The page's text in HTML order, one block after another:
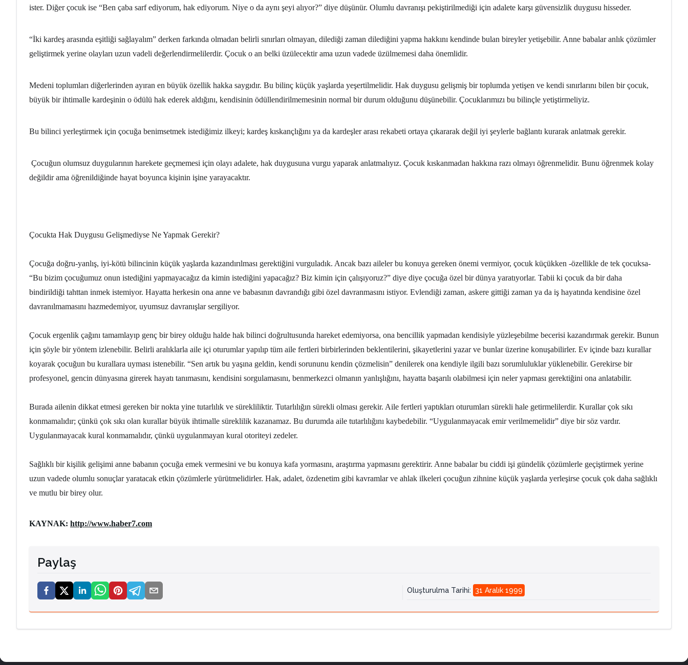
ister. Diğer çocuk ise “Ben çaba sarf ediyorum, hak ediyorum. Niye o da aynı şeyi alıyor?” diye düşünür. Olumlu davranışı pekiştirilmediği için adalete karşı güvensizlik duygusu hisseder.
“İki kardeş arasında eşitliği sağlayalım” derken farkında olmadan belirli sınırları olmayan, dilediği zaman dilediğini yapma hakkını kendinde bulan bireyler yetişebilir. Anne babalar anlık çözümler
geliştirmek yerine olayları uzun vadeli değerlendirmelilerdir. Çocuk o an belki üzülecektir ama uzun vadede üzülmemesi daha önemlidir.
Medeni toplumları diğerlerinden ayıran en büyük özellik hakka saygıdır. Bu bilinç küçük yaşlarda yeşertilmelidir. Hak duygusu gelişmiş bir toplumda yetişen ve kendi sınırlarını bilen bir çocuk,
büyük bir ihtimalle kardeşinin o ödülü hak ederek aldığını, kendisinin ödüllendirilmemesinin normal bir durum olduğunu düşünebilir. Çocuklarımızı bu bilinçle yetiştirmeliyiz.
Bu bilinci yerleştirmek için çocuğa benimsetmek istediğimiz ilkeyi; kardeş kıskançlığını ya da kardeşler arası rekabeti ortaya çıkararak değil iyi şeylerle bağlantı kurarak anlatmak gerekir.
Çocuğun olumsuz duygularının harekete geçmemesi için olayı adalete, hak duygusuna vurgu yaparak anlatmalıyız. Çocuk kıskanmadan hakkına razı olmayı öğrenmelidir. Bunu öğrenmek kolay
değildir ama öğrenildiğinde hayat boyunca kişinin işine yarayacaktır.
Çocukta Hak Duygusu Gelişmediyse Ne Yapmak Gerekir?
Çocuğa doğru-yanlış, iyi-kötü bilincinin küçük yaşlarda kazandırılması gerektiğini vurguladık. Ancak bazı aileler bu konuya gereken önemi vermiyor, çocuk küçükken -özellikle de tek çocuksa-
“Bu bizim çocuğumuz onun istediğini yapmayacağız da kimin istediğini yapacağız? Biz kimin için çalışıyoruz?” diye diye çocuğa özel bir dünya yaratıyorlar. Tabii ki çocuk da bir daha
bindirildiği tahttan inmek istemiyor. Hayatta herkesin ona anne ve babasının davrandığı gibi özel davranmasını istiyor. Evlendiği zaman, askere gittiği zaman ya da iş hayatında kendisine özel
davranılmamasını hazmedemiyor, uyumsuz davranışlar sergiliyor.
Çocuk ergenlik çağını tamamlayıp genç bir birey olduğu halde hak bilinci doğrultusunda hareket edemiyorsa, ona bencillik yapmadan kendisiyle yüzleşebilme becerisi kazandırmak gerekir. Bunun
için şöyle bir yöntem izlenebilir. Belirli aralıklarla aile içi oturumlar yapılıp tüm aile fertleri birbirlerinden beklentilerini, şikayetlerini yazar ve bunlar üzerine konuşabilirler. Ev içinde bazı kurallar
koyarak çocuğun bu kurallara uyması istenebilir. “Sen artık bu yaşına geldin, kendi sorununu kendin çözmelisin” denilerek ona kendiyle ilgili bazı sorumluluklar yüklenebilir. Gerekirse bir
profesyonel, gencin dünyasına girerek hayatı tanımasını, kendisini sorgulamasını, benmerkezci olmanın yanlışlığını, hayatta başarılı olabilmesi için neler yapması gerektiğini ona anlatabilir.
Burada ailenin dikkat etmesi gereken bir nokta yine tutarlılık ve sürekliliktir. Tutarlılığın sürekli olması gerekir. Aile fertleri yaptıkları oturumları sürekli hale getirmelilerdir. Kurallar çok sıkı
konmamalıdır; çünkü çok sıkı olan kurallar büyük ihtimalle süreklilik kazanamaz. Bu durumda aile tutarlılığını kaybedebilir. “Uygulanmayacak emir verilmemelidir” diye bir söz vardır.
Uygulanmayacak kural konmamalıdır, çünkü uygulanmayan kural otoriteyi zedeler.
Sağlıklı bir kişilik gelişimi anne babanın çocuğa emek vermesini ve bu konuya kafa yormasını, araştırma yapmasını gerektirir. Anne babalar bu ciddi işi gündelik çözümlerle geçiştirmek yerine
uzun vadede olumlu sonuçlar yaratacak etkin çözümlerle yürütmelidirler. Hak, adalet, özdenetim gibi kavramlar ve ahlak ilkeleri çocuğun zihnine küçük yaşlarda yerleşirse çocuk çok daha sağlıklı
ve mutlu bir birey olur.
KAYNAK: http://www.haber7.com
Paylaş
Oluşturulma Tarihi: 31 Aralık 1999